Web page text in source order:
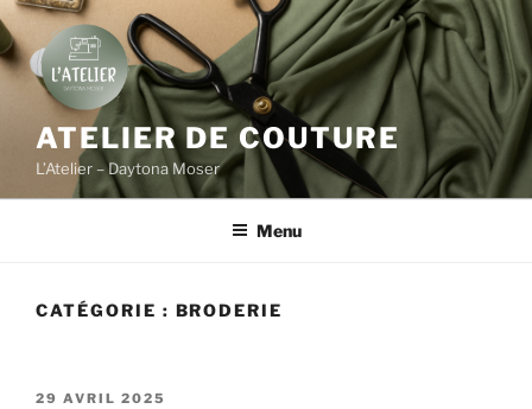
Aller
au
contenu
principal
ATELIER DE COUTURE
L’Atelier – Daytona Moser
Menu
CATÉGORIE : BRODERIE
PUBLIÉ
29 AVRIL 2025